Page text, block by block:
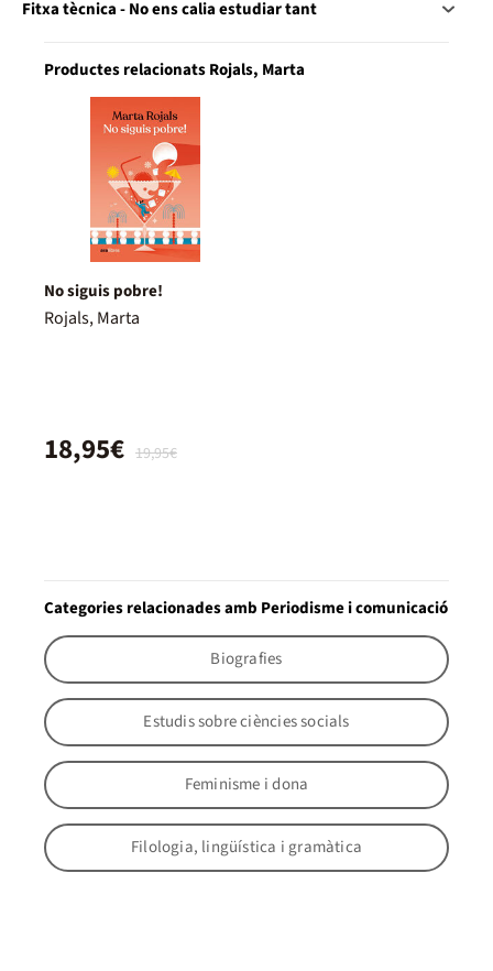
Fitxa tècnica - No ens calia estudiar tant
Productes relacionats Rojals, Marta
No siguis pobre!
Rojals, Marta
19,95€
18,95€
Categories relacionades amb Periodisme i comunicació
Biografies
Estudis sobre ciències socials
Feminisme i dona
Filologia, lingüística i gramàtica